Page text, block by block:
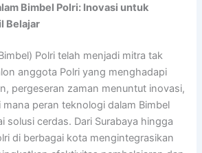
Bimbel Polri: Inovasi untuk
Belajar
Polri telah menjadi mitra tak
anggota Polri yang menghadapi
pergeseran zaman menuntut inovasi,
peran teknologi dalam Bimbel
solusi cerdas. Dari Surabaya hingga
di berbagai kota mengintegrasikan